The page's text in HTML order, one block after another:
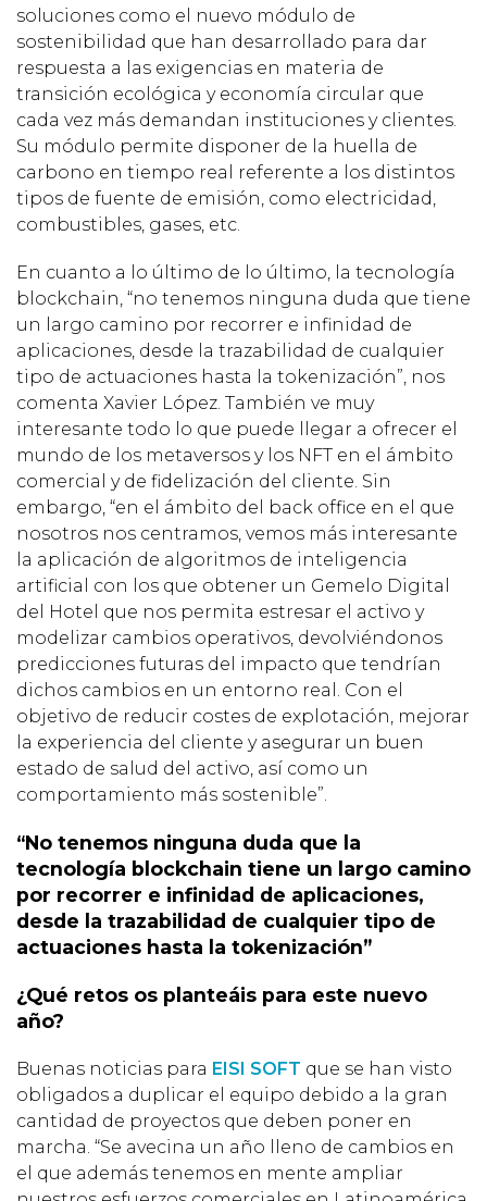
soluciones como el nuevo módulo de
sostenibilidad que han desarrollado para dar
respuesta a las exigencias en materia de
transición ecológica y economía circular que
cada vez más demandan instituciones y clientes.
Su módulo permite disponer de la huella de
carbono en tiempo real referente a los distintos
tipos de fuente de emisión, como electricidad,
combustibles, gases, etc.
En cuanto a lo último de lo último, la tecnología
blockchain, “no tenemos ninguna duda que tiene
un largo camino por recorrer e infinidad de
aplicaciones, desde la trazabilidad de cualquier
tipo de actuaciones hasta la tokenización”, nos
comenta Xavier López. También ve muy
interesante todo lo que puede llegar a ofrecer el
mundo de los metaversos y los NFT en el ámbito
comercial y de fidelización del cliente. Sin
embargo, “en el ámbito del back office en el que
nosotros nos centramos, vemos más interesante
la aplicación de algoritmos de inteligencia
artificial con los que obtener un Gemelo Digital
del Hotel que nos permita estresar el activo y
modelizar cambios operativos, devolviéndonos
predicciones futuras del impacto que tendrían
dichos cambios en un entorno real. Con el
objetivo de reducir costes de explotación, mejorar
la experiencia del cliente y asegurar un buen
estado de salud del activo, así como un
comportamiento más sostenible”.
“No tenemos ninguna duda que la
tecnología blockchain tiene un largo camino
por recorrer e infinidad de aplicaciones,
desde la trazabilidad de cualquier tipo de
actuaciones hasta la tokenización”
¿Qué retos os planteáis para este nuevo
año?
Buenas noticias para EISI SOFT que se han visto
obligados a duplicar el equipo debido a la gran
cantidad de proyectos que deben poner en
marcha. “Se avecina un año lleno de cambios en
el que además tenemos en mente ampliar